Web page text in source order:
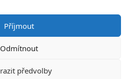
Příjmout
Odmítnout
předvolby
texty a fotografie uvedené na
stránkách jsou výtvorem a
TRUMF sanace s.r.o.
how a jako takové požívají
duševní vlastnictví.